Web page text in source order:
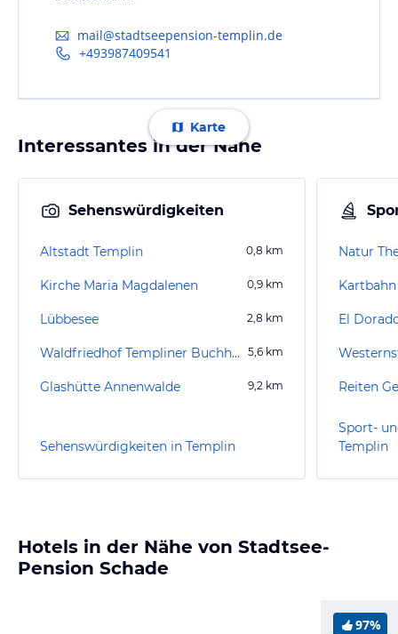
mail@stadtseepension-templin.de
+493987409541
Karte
Interessantes in der Nähe
Sehenswürdigkeiten
Altstadt Templin 0,8 km
Kirche Maria Magdalenen 0,9 km
Lübbesee 2,8 km
Waldfriedhof Templiner Buchheide 5,6 km
Glashütte Annenwalde 9,2 km
Sehenswürdigkeiten in Templin
Natur
Kartbahn
El
Reiten
Sport-
Templin
Hotels in der Nähe von Stadtsee-
Pension Schade
97%